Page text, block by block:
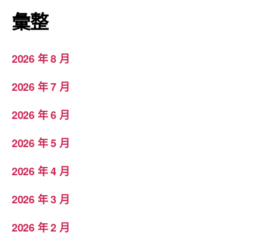
彙整
2026 年 8 月
2026 年 7 月
2026 年 6 月
2026 年 5 月
2026 年 4 月
2026 年 3 月
2026 年 2 月